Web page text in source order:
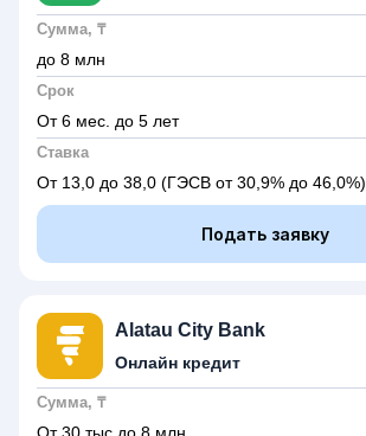
Сумма, ₸
до 8 млн
Срок
От 6 мес. до 5 лет
Ставка
От 13,0 до 38,0 (ГЭСВ от 30,9% до 46,0%)
Подать заявку
Alatau City Bank
Онлайн кредит
Сумма, ₸